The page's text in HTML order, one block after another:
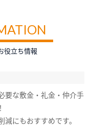
役立ち情報
要な敷金・礼金・仲介手
にもおすすめです。